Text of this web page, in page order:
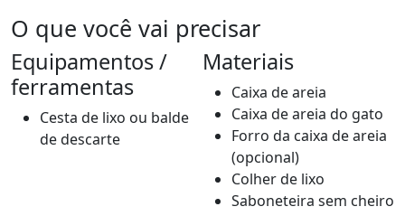
O que você vai precisar
Equipamentos /
ferramentas
Cesta de lixo ou balde
de descarte
Materiais
Caixa de areia
Caixa de areia do gato
Forro da caixa de areia
(opcional)
Colher de lixo
Saboneteira sem cheiro